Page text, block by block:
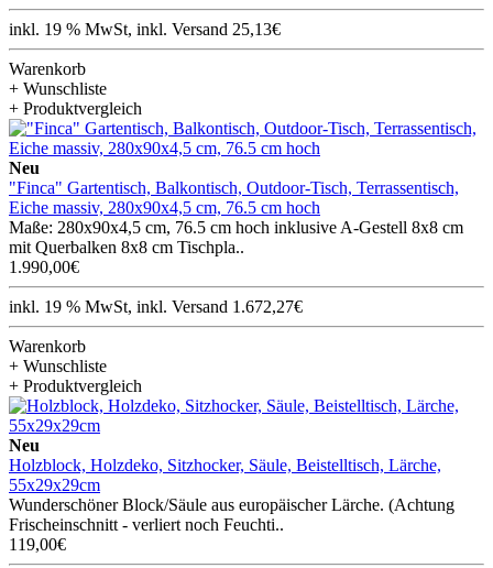
inkl. 19 % MwSt, inkl. Versand 25,13€
Warenkorb
+ Wunschliste
+ Produktvergleich
Neu
"Finca" Gartentisch, Balkontisch, Outdoor-Tisch, Terrassentisch,
Eiche massiv, 280x90x4,5 cm, 76.5 cm hoch
Maße: 280x90x4,5 cm, 76.5 cm hoch inklusive A-Gestell 8x8 cm
mit Querbalken 8x8 cm Tischpla..
1.990,00€
inkl. 19 % MwSt, inkl. Versand 1.672,27€
Warenkorb
+ Wunschliste
+ Produktvergleich
Neu
Holzblock, Holzdeko, Sitzhocker, Säule, Beistelltisch, Lärche,
55x29x29cm
Wunderschöner Block/Säule aus europäischer Lärche. (Achtung
Frischeinschnitt - verliert noch Feuchti..
119,00€